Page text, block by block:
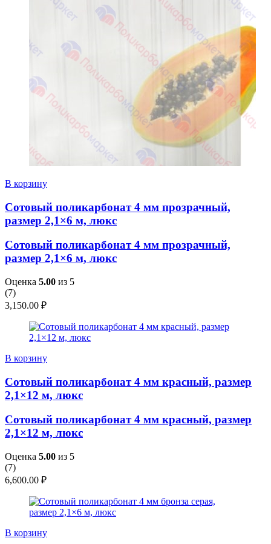
В корзину
Сотовый поликарбонат 4 мм прозрачный,
размер 2,1×6 м, люкс
Сотовый поликарбонат 4 мм прозрачный,
размер 2,1×6 м, люкс
Оценка 5.00 из 5
(7)
3,150.00 ₽
В корзину
Сотовый поликарбонат 4 мм красный, размер
2,1×12 м, люкс
Сотовый поликарбонат 4 мм красный, размер
2,1×12 м, люкс
Оценка 5.00 из 5
(7)
6,600.00 ₽
В корзину